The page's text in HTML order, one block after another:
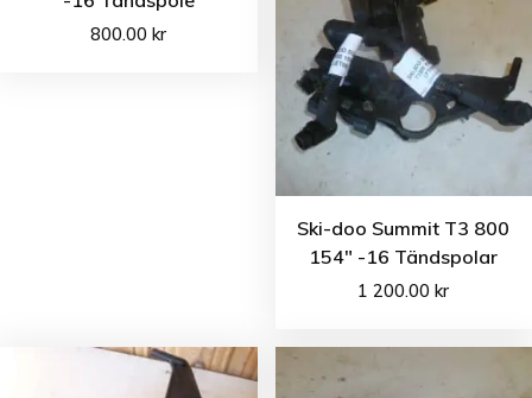
800.00kr
Ski-doo Summit T3 800
154″ -16 Tändspolar
1 200.00kr